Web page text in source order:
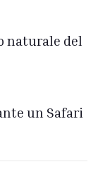
naturale del
un Safari